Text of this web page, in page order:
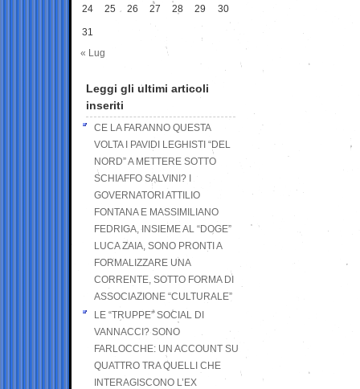
24 25 26 27 28 29 30
31
« Lug
Leggi gli ultimi articoli
inseriti
CE LA FARANNO QUESTA
VOLTA I PAVIDI LEGHISTI “DEL
NORD” A METTERE SOTTO
SCHIAFFO SALVINI? I
GOVERNATORI ATTILIO
FONTANA E MASSIMILIANO
FEDRIGA, INSIEME AL “DOGE”
LUCA ZAIA, SONO PRONTI A
FORMALIZZARE UNA
CORRENTE, SOTTO FORMA DI
ASSOCIAZIONE “CULTURALE”
LE “TRUPPE” SOCIAL DI
VANNACCI? SONO
FARLOCCHE: UN ACCOUNT SU
QUATTRO TRA QUELLI CHE
INTERAGISCONO L’EX